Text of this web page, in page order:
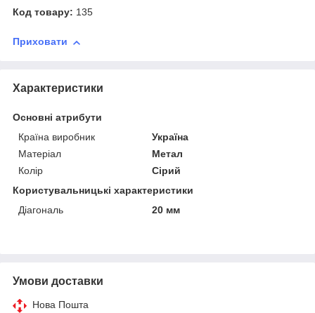
Код товару: 135
Приховати
Характеристики
Основні атрибути
Країна виробник
Україна
Матеріал
Метал
Колір
Сірий
Користувальницькі характеристики
Діагональ
20 мм
Умови доставки
Нова Пошта